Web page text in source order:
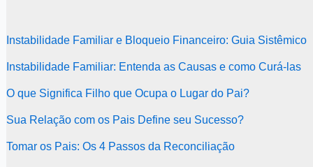
Instabilidade Familiar e Bloqueio Financeiro: Guia Sistêmico
Instabilidade Familiar: Entenda as Causas e como Curá-las
O que Significa Filho que Ocupa o Lugar do Pai?
Sua Relação com os Pais Define seu Sucesso?
Tomar os Pais: Os 4 Passos da Reconciliação